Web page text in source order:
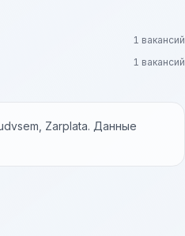
1 вакансий
1 вакансий
Zarplata. Данные